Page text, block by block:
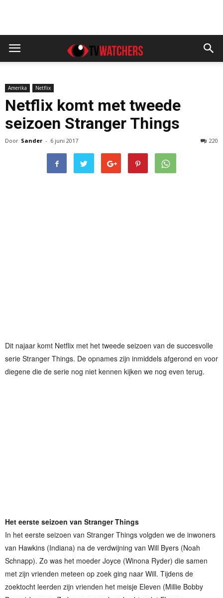
Amerika Netflix
Netflix komt met tweede
seizoen Stranger Things
Door Sander - 6 juni 2017 220
Dit najaar komt Netflix met het tweede seizoen van de succesvolle
serie Stranger Things. De opnames zijn inmiddels afgerond en voor
diegene die de serie nog niet kennen kijken we nog even terug.
Het eerste seizoen van Stranger Things
In het eerste seizoen van Stranger Things volgden we de inwoners
van Hawkins (Indiana) na de verdwijning van Will Byers (Noah
Schnapp). Zo was het moeder Joyce (Winona Ryder) die samen
met zijn vrienden meteen op zoek ging naar Will. Tijdens de
zoektocht leerden zijn vrienden het meisje Eleven (Millie Bobby